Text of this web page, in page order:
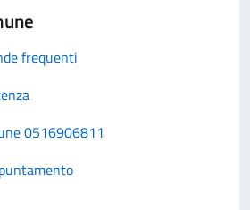
frequenti
0516906811